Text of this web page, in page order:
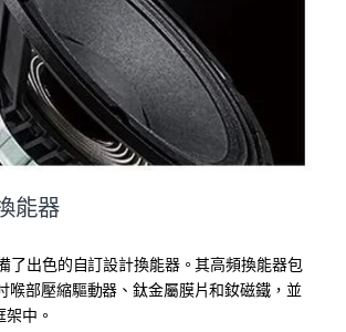
能器
了出色的自訂設計換能器。其高頻換能器包
喉部壓縮驅動器、鈦金屬膜片和釹磁鐵，並
中。